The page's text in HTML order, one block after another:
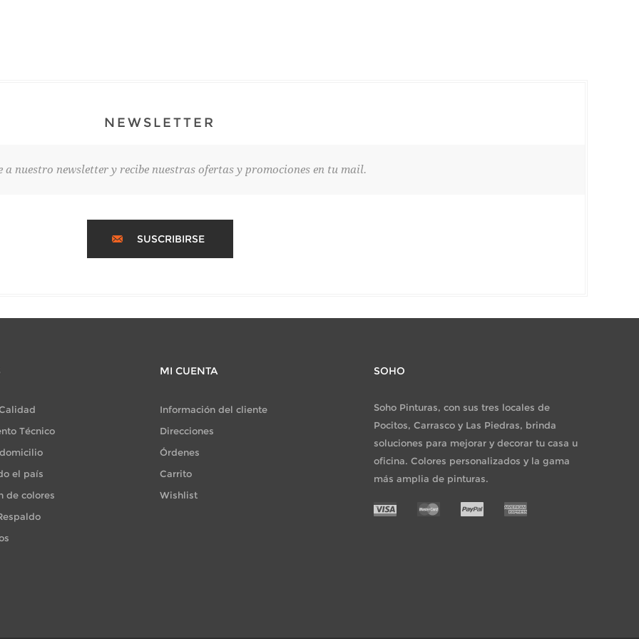
NEWSLETTER
a nuestro newsletter y recibe nuestras ofertas y promociones en tu mail.
SUSCRIBIRSE
Técnico
el país
de colores
MI CUENTA
Información del cliente
Direcciones
Órdenes
Carrito
Wishlist
SOHO
Soho Pinturas, con sus tres locales de
Pocitos, Carrasco y Las Piedras, brinda
soluciones para mejorar y decorar tu casa u
oficina. Colores personalizados y la gama
más amplia de pinturas.